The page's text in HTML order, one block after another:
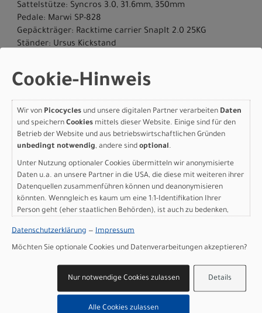
Sattelstütze: Syncros 3.0, 31.6mm, 350mm
Pedale: Marwi SP-828
Gepäckträger: Racktime carrier SnapIt 2.0 25KG
Ständer: Ursus Kickstand
Rücklicht: Super Bright Lezyne Light
Motor: Bosch Performance Line PX (BDU347Y)
Batteriekapazität: 600 Wh
Ladegerät: 2A Charger
Display: Bosch Purion 200
Gewicht: 28,00 kg
Zulässiges Gesamtgewicht: 160 kg
Herstellerdaten gem. GPSR
Marke SCOTT: Scott Sports AG Niederlassung Deutschland
Gutenbergstrasse 27
85748 Garching-­Hochbrück
+49 (0) 89 898 78 36 ­ 0
Varianten
Cookie-Hinweis
Wir von Picocycles und unsere digitalen Partner verarbeiten Daten
und speichern Cookies mittels dieser Website. Einige sind für den
Betrieb der Website und aus betriebswirtschaftlichen Gründen
unbedingt notwendig, andere sind optional.
Unter Nutzung optionaler Cookies übermitteln wir anonymisierte
Daten u.a. an unsere Partner in die USA, die diese mit weiteren ihrer
Datenquellen zusammenführen können und deanonymisieren
könnten. Wenngleich es kaum um eine 1:1-Identifikation Ihrer
Person geht (eher staatlichen Behörden), ist auch zu bedenken,
sind wie bei uns in der Europäischen Union.
Datenschutzerklärung — Impressum
Möchten Sie optionale Cookies und Datenverarbeitungen akzeptieren?
Details
Nur notwendige Cookies zulassen
Alle Cookies zulassen